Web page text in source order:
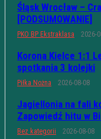
Śląsk Wrocław –
[PODSUMOWANIE]
PKO BP Ekstraklasa 2026-
Korona Kielce 1:1
spotkania 3 kolejki
Piłka Nożna 2026-08-08
Jagiellonia na fali
Zapowiedź hitu w
Bez kategorii 2026-08-08